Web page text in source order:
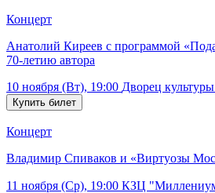
Концерт
Анатолий Киреев с программой
70-летию автора
10 ноября (Вт), 19:00 Дворец
Концерт
Владимир Спиваков и «Виртуозы
11 ноября (Ср), 19:00 КЗЦ